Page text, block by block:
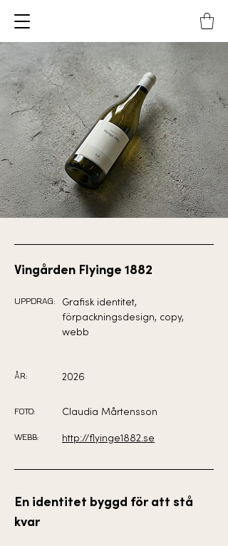
Vingården Flyinge 1882
UPPDRAG:
Grafisk identitet,
förpackningsdesign, copy,
webb
ÅR: 2026
FOTO: Claudia Mårtensson
WEBB: http://flyinge1882.se
En identitet byggd för att stå
kvar